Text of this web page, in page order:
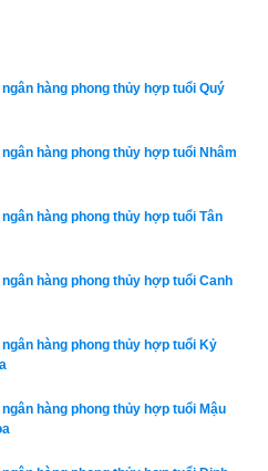
51 trong hệ thống đánh số Can
kết hợp từ
hàng phong thủy hợp tuổi Quý
hàng phong thủy hợp tuổi Nhâm
hàng phong thủy hợp tuổi Tân
hàng phong thủy hợp tuổi Canh
hàng phong thủy hợp tuổi Kỷ
hàng phong thủy hợp tuổi Mậu